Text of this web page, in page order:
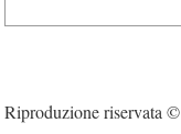
Riproduzione riservata ©